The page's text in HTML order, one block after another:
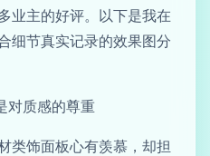
业主的好评。以下是我在
细节真实记录的效果图分
对质感的尊重
类饰面板心有羡慕，却担